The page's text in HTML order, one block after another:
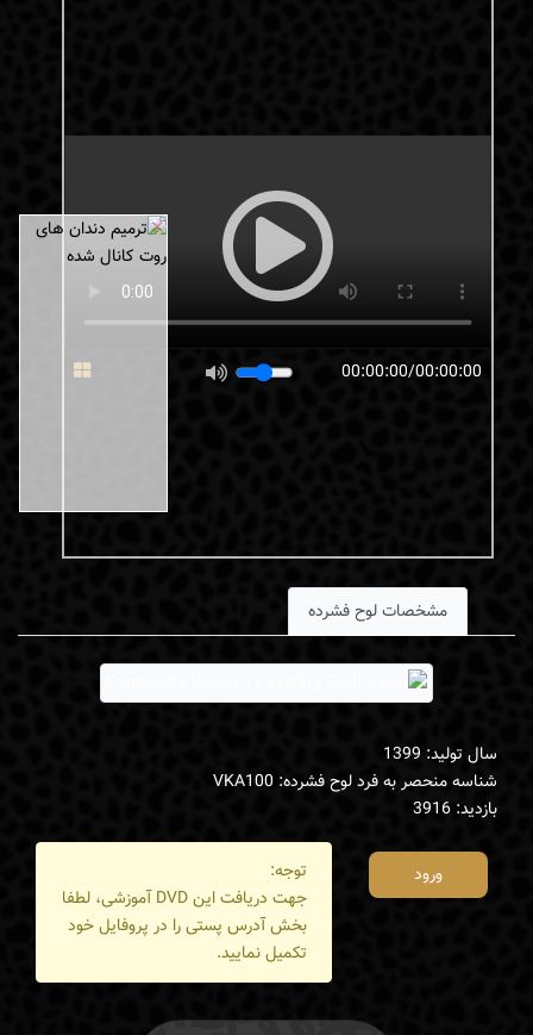
مشخصات لوح فشرده
سال تولید: 1399
شناسه منحصر به فرد لوح فشرده: VKA100
بازدید: 3916
ورود
توجه:
جهت دریافت این DVD آموزشی، لطفا
بخش آدرس پستی را در پروفایل خود
تکمیل نمایید.
00:00:00/00:00:00
×